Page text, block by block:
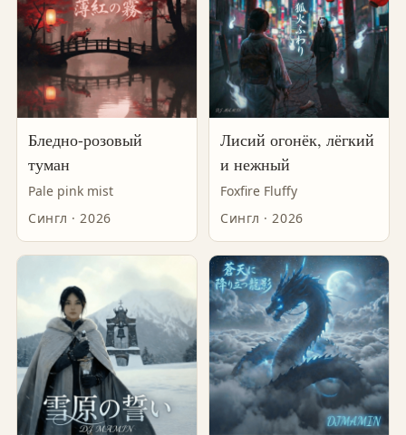
Бледно-розовый
туман
Pale pink mist
Сингл · 2026
Лисий огонёк, лёгкий
и нежный
Foxfire Fluffy
Сингл · 2026